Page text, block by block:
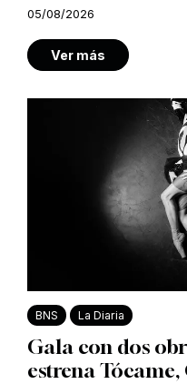
05/08/2026
Ver más
BNS La Diaria
Gala con dos
estrena